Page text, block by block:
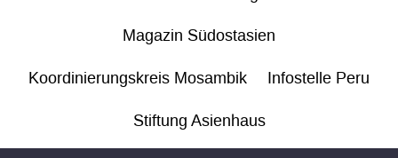
Magazin Südostasien
Koordinierungskreis Mosambik Infostelle Peru
Stiftung Asienhaus